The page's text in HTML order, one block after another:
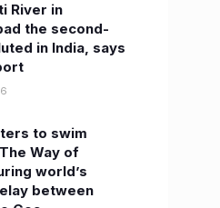
River in
the second-
in India, says
to swim
Way of
world’s
between